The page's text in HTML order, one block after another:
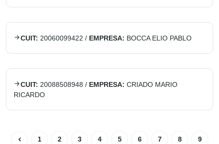
CUIT: 20060099422 / EMPRESA: BOCCA ELIO PABLO
CUIT: 20088508948 / EMPRESA: CRIADO MARIO
RICARDO
1 2 3 4 5 6 7 8 9